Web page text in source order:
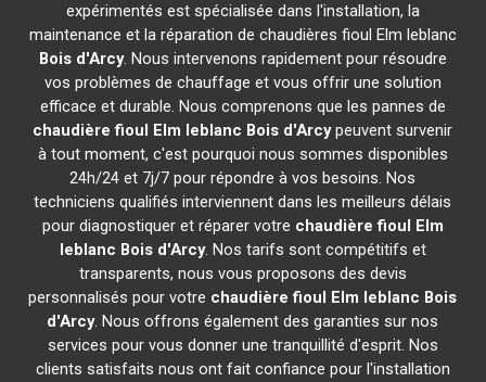
expérimentés est spécialisée dans l'installation, la
maintenance et la réparation de chaudières fioul Elm leblanc
Bois d'Arcy. Nous intervenons rapidement pour résoudre
vos problèmes de chauffage et vous offrir une solution
efficace et durable. Nous comprenons que les pannes de
chaudière fioul Elm leblanc Bois d'Arcypeuvent survenir
à tout moment, c'est pourquoi nous sommes disponibles
24h/24 et 7j/7 pour répondre à vos besoins. Nos
techniciens qualifiés interviennent dans les meilleurs délais
pour diagnostiquer et réparer votre chaudière fioul Elm
leblanc Bois d'Arcy. Nos tarifs sont compétitifs et
transparents, nous vous proposons des devis
personnalisés pour votre chaudière fioul Elm leblanc Bois
d'Arcy. Nous offrons également des garanties sur nos
services pour vous donner une tranquillité d'esprit. Nos
clients satisfaits nous ont fait confiance pour l'installation